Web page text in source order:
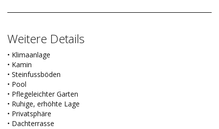
Weitere Details
• Klimaanlage
• Kamin
• Steinfussböden
• Pool
• Pflegeleichter Garten
• Ruhige, erhöhte Lage
• Privatsphäre
• Dachterrasse